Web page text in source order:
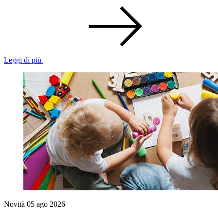
Leggi di più
Novità 05 ago 2026